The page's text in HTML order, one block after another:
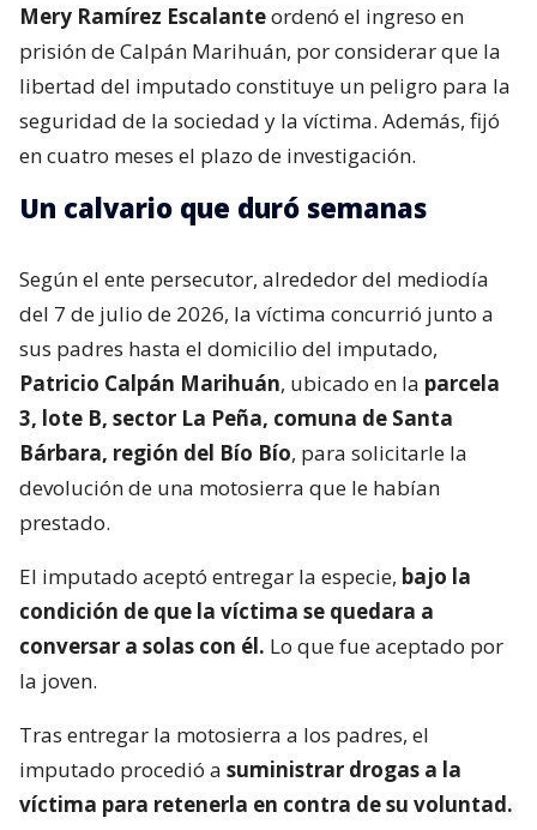
Mery Ramírez Escalanteordenó el ingreso en
prisión de Calpán Marihuán, por considerar que la
libertad del imputado constituye un peligro para la
seguridad de la sociedad y la víctima. Además, fijó
en cuatro meses el plazo de investigación.
Un calvario que duró semanas
Según el ente persecutor, alrededor del mediodía
del 7 de julio de 2026, la víctima concurrió junto a
sus padres hasta el domicilio del imputado,
Patricio Calpán Marihuán, ubicado en la parcela
3, lote B, sector La Peña, comuna de Santa
Bárbara, región del Bío Bío, para solicitarle la
devolución de una motosierra que le habían
prestado.
El imputado aceptó entregar la especie, bajo la
condición de que la víctima se quedara a
conversar a solas con él. Lo que fue aceptado por
la joven.
Tras entregar la motosierra a los padres, el
imputado procedió a suministrar drogas a la
víctima para retenerla en contra de su voluntad.